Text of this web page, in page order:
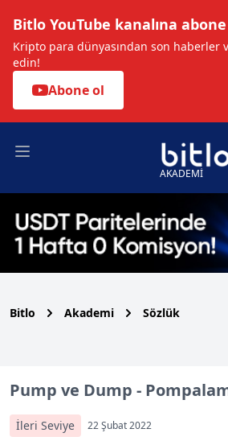
Bitlo YouTube kanalına
Kripto para dünyasından son haberler
edin!
Abone ol
Open main menu
AKADEMİ
Bitlo Akademi Sözlük
Pump ve Dump -
İleri Seviye 22 Şubat 2022